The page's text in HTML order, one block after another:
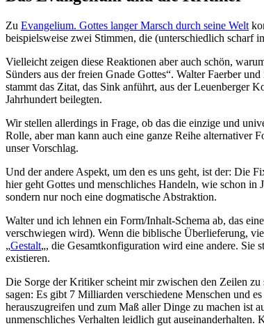
Zu Evangelium. Gottes langer Marsch durch seine Welt
beispielsweise zwei Stimmen, die (unterschiedlich scharf
Vielleicht zeigen diese Reaktionen aber auch schön,
Sünders aus der freien Gnade Gottes“. Walter Faerber
stammt das Zitat, das Sink anführt, aus der Leuenberger
Jahrhundert beilegten.
Wir stellen allerdings in Frage, ob das die einzige und
Rolle, aber man kann auch eine ganze Reihe alternativer
unser Vorschlag.
Und der andere Aspekt, um den es uns geht, ist der: Die
hier geht Gottes und menschliches Handeln, wie schon in
sondern nur noch eine dogmatische Abstraktion.
Walter und ich lehnen ein Form/Inhalt-Schema ab, das
verschwiegen wird). Wenn die biblische Überlieferung,
„Gestalt„, die Gesamtkonfiguration wird eine andere.
existieren.
Die Sorge der Kritiker scheint mir zwischen den Zeilen
sagen: Es gibt 7 Milliarden verschiedene Menschen und
herauszugreifen und zum Maß aller Dinge zu machen ist
unmenschliches Verhalten leidlich gut auseinanderhalten.